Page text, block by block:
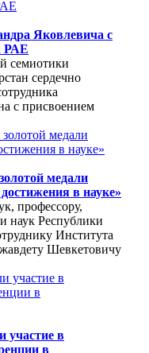
Яковлевича с
РАЕ
семиотики
сердечно
с присвоением
медали
в науке»
профессору,
наук Республики
Института
Шевкетовичу
участие в
в